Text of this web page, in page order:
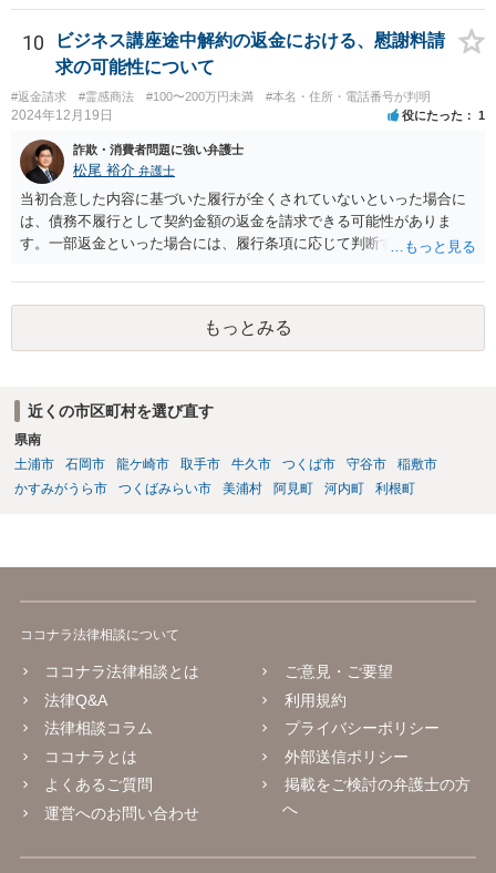
ような理由で、誠実に対応いただけなければ損害賠償請求も検討する
旨申し入れたうえで、弁護士名義等で、退会証明等を依頼する内容証
明郵便を本部宛に送付することが考えられるかと思います。
10
ビジネス講座途中解約の返金における、慰謝料請
求の可能性について
#返金請求 #霊感商法 #100〜200万円未満 #本名・住所・電話番号が判明
2024年12月19日 役にたった 1
詐欺・消費者問題に強い弁護士
松尾 裕介 弁護士
当初合意した内容に基づいた履行が全くされていないといった場合に
は、債務不履行として契約金額の返金を請求できる可能性がありま
す。一部返金といった場合には、履行条項に応じて判断することも考
単に契約違反ということになると、慰謝料請求などは法的には認めら
れない可能性が高いと考えられます。 結局のところ相手方が遅々と
して容易に返金に応じない、微々たる金額しか返金に応じないといっ
た場合には、返金交渉について、直接資料を持ち寄り弁護士にご相談
もっとみる
近くの市区町村を選び直す
県南
土浦市
石岡市 龍ケ崎市 取手市 牛久市 つくば市 守谷市
稲敷市
かすみがうら市
つくばみらい市 美浦村 阿見町 河内町 利根町
ココナラ法律相談について
ココナラ法律相談とは
法律Q&A
法律相談コラム
ココナラとは
よくあるご質問
運営へのお問い合わせ
ご意見・ご要望
利用規約
プライバシーポリシー
外部送信ポリシー
掲載をご検討の弁護士の方
へ